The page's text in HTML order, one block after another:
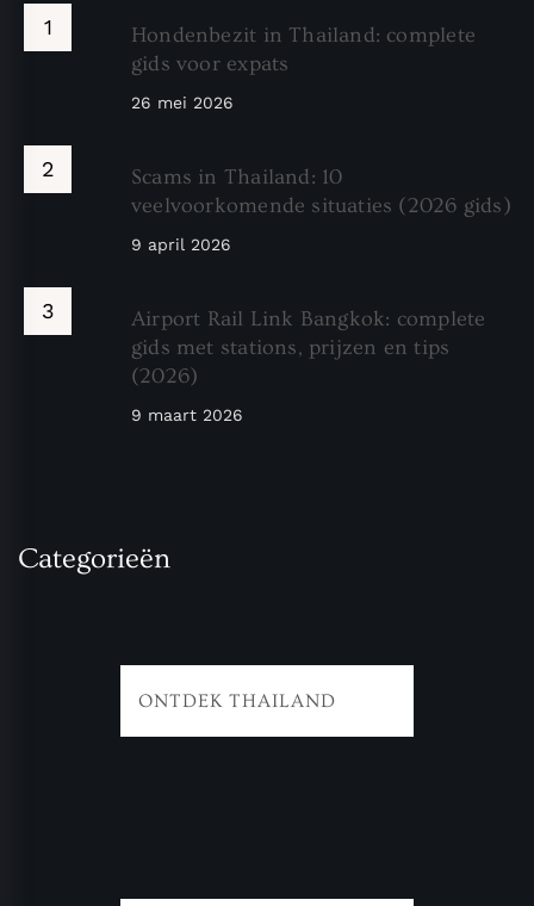
Hondenbezit in Thailand: complete
gids voor expats
26 mei 2026
Scams in Thailand: 10
veelvoorkomende situaties (2026 gids)
9 april 2026
Airport Rail Link Bangkok: complete
gids met stations, prijzen en tips
(2026)
9 maart 2026
Categorieën
ONTDEK THAILAND